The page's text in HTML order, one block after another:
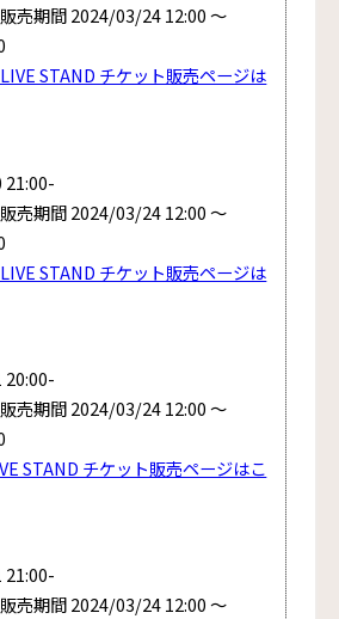
売期間 2024/03/24 12:00 〜
STAND チケット販売ページは
売期間 2024/03/24 12:00 〜
STAND チケット販売ページは
売期間 2024/03/24 12:00 〜
STAND チケット販売ページはこ
売期間 2024/03/24 12:00 〜